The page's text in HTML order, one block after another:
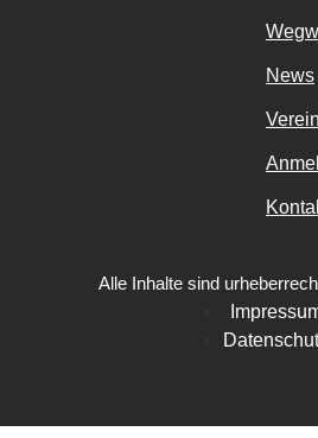
News
Verein
Alle Inhalte sind